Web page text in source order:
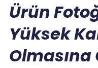
Ürün
Yüksek